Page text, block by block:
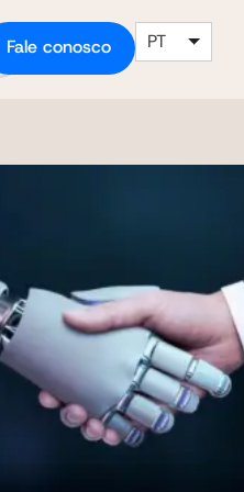
Fale conosco PT